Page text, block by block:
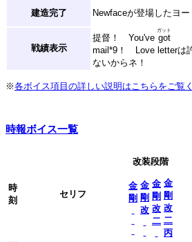
建造完了 Newfaceが登場したヨー
戦績表示
提督！ You've got
ガット
mail*9 ！ Love letterは
ないからネ！
※各ボイス項目の詳しい説明はこちらをご覧
時報ボイス一覧
時
刻
セリフ
改装段階
金
剛
金
剛
改
金
剛
改
二
金
剛
改
二
丙